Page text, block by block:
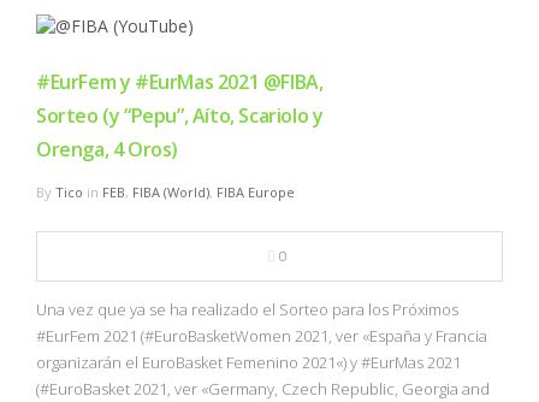
#EurFem y #EurMas 2021 @FIBA,
Sorteo (y “Pepu”, Aíto, Scariolo y
Orenga, 4 Oros)
By Tico in FEB, FIBA (World), FIBA Europe
0
Una vez que ya se ha realizado el Sorteo para los Próximos
#EurFem 2021 (#EuroBasketWomen 2021, ver «España y Francia
organizarán el EuroBasket Femenino 2021«) y #EurMas 2021
(#EuroBasket 2021, ver «Germany, Czech Republic, Georgia and